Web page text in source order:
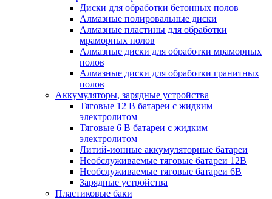
Диски для обработки бетонных полов
Алмазные полировальные диски
Алмазные пластины для обработки
мраморных полов
Алмазные диски для обработки мраморных
полов
Алмазные диски для обработки гранитных
полов
Аккумуляторы, зарядные устройства
Тяговые 12 В батареи с жидким
электролитом
Тяговые 6 В батареи с жидким
электролитом
Литий-ионные аккумуляторные батареи
Необслуживаемые тяговые батареи 12В
Необслуживаемые тяговые батареи 6В
Зарядные устройства
Пластиковые баки